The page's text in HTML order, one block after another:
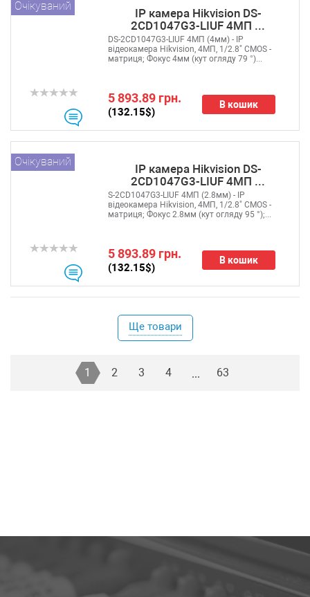
IP камера Hikvision DS-
2CD1047G3-LIUF 4МП ...
Очікуваний
5 893.89 грн.
(132.15$)
В кошик
DS-2CD1047G3-LIUF 4МП (4мм) - IP
відеокамера Hikvision, 4МП, 1/2.8" CMOS -
матриця; Фокус 4мм (кут огляду 79 °)...
IP камера Hikvision DS-
2CD1047G3-LIUF 4МП ...
Очікуваний
5 893.89 грн.
(132.15$)
В кошик
S-2CD1047G3-LIUF 4МП (2.8мм) - IP
відеокамера Hikvision, 4МП, 1/2.8" CMOS -
матриця; Фокус 2.8мм (кут огляду 95 °);...
Ще товари
1 2 3 4 ... 63